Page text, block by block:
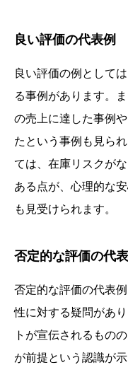
良い評価の代表例
良い評価の例として
る事例があります。
の売上に達した事例
たという事例も見ら
ては、在庫リスクが
ある点が、心理的な
も見受けられます。
否定的な評価の代
否定的な評価の代表
性に対する疑問があ
トが宣伝されるもの
が前提という認識が